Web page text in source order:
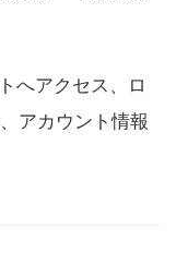
へアクセス、ロ
アカウント情報